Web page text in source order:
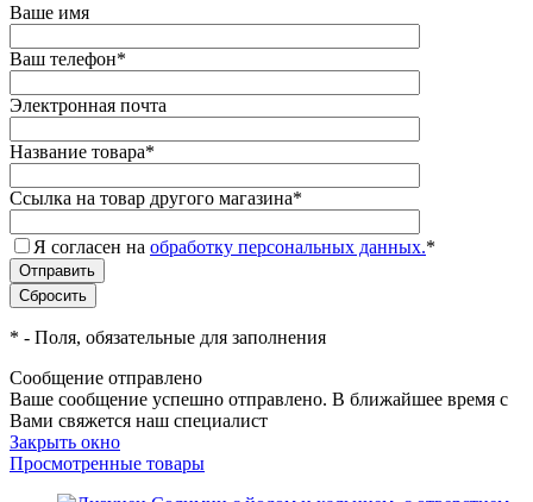
Ваше имя
Ваш телефон*
Электронная почта
Название товара*
Ссылка на товар другого магазина*
Я согласен на обработку персональных данных.*
* - Поля, обязательные для заполнения
Сообщение отправлено
Ваше сообщение успешно отправлено. В ближайшее время с
Вами свяжется наш специалист
Закрыть окно
Просмотренные товары